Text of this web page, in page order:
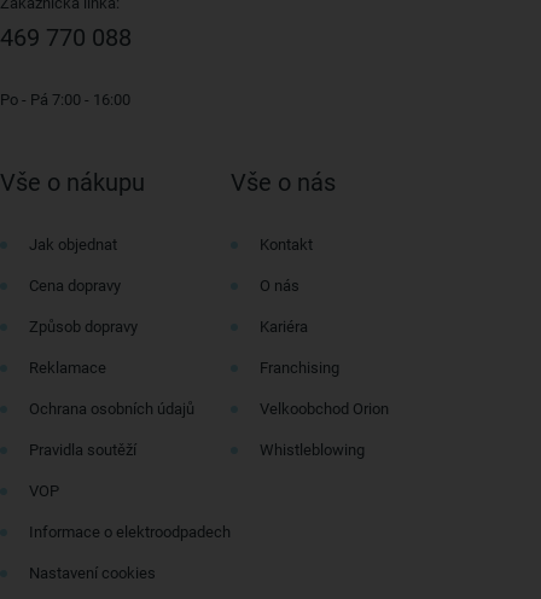
469 770 088
Po - Pá 7:00 - 16:00
Vše o nákupu
Jak objednat
Cena dopravy
Způsob dopravy
Reklamace
Ochrana osobních údajů
Pravidla soutěží
VOP
Informace o elektroodpadech
Nastavení cookies
Vše o nás
Kontakt
O nás
Kariéra
Franchising
Velkoobchod Orion
Whistleblowing